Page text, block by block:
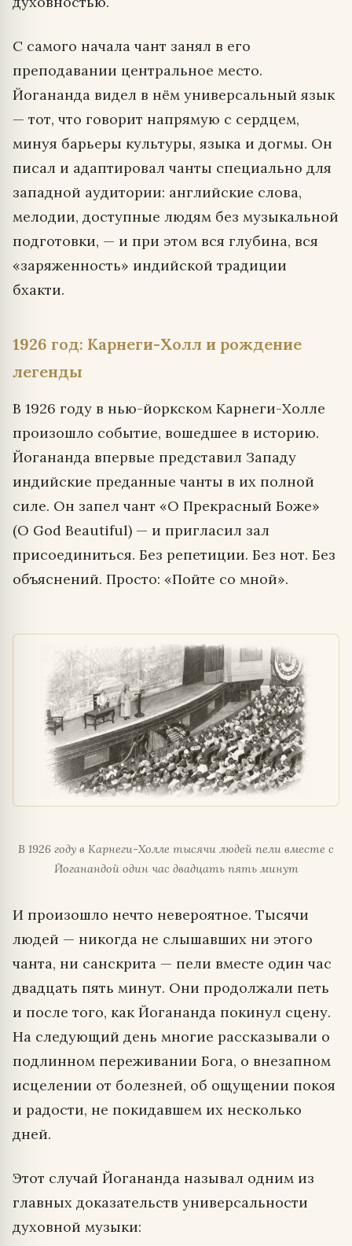
С самого начала чант занял в его
преподавании центральное место.
Йогананда видел в нём универсальный язык
— тот, что говорит напрямую с сердцем,
минуя барьеры культуры, языка и догмы. Он
писал и адаптировал чанты специально для
западной аудитории: английские слова,
мелодии, доступные людям без музыкальной
подготовки, — и при этом вся глубина, вся
«заряженность» индийской традиции
бхакти.
1926 год: Карнеги-Холл и рождение
легенды
В 1926 году в нью-йоркском Карнеги-Холле
произошло событие, вошедшее в историю.
Йогананда впервые представил Западу
индийские преданные чанты в их полной
силе. Он запел чант «О Прекрасный Боже»
(O God Beautiful) — и пригласил зал
присоединиться. Без репетиции. Без нот. Без
объяснений. Просто: «Пойте со мной».
В 1926 году в Карнеги-Холле тысячи людей пели вместе с
Йоганандой один час двадцать пять минут
И произошло нечто невероятное. Тысячи
людей — никогда не слышавших ни этого
чанта, ни санскрита — пели вместе один час
двадцать пять минут. Они продолжали петь
и после того, как Йогананда покинул сцену.
На следующий день многие рассказывали о
подлинном переживании Бога, о внезапном
исцелении от болезней, об ощущении покоя
и радости, не покидавшем их несколько
дней.
Этот случай Йогананда называл одним из
главных доказательств универсальности
духовной музыки: